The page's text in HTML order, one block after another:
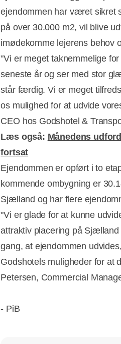
ejendommen har været sikret
på over 30.000 m2, vil blive
imødekomme lejerens behov
"Vi er meget taknemmelige
seneste år og ser med stor
står færdig. Vi er meget
os mulighed for at udvide
CEO hos Godshotel &
Læs også: Månedens
fortsat
Ejendommen er opført i to
kommende ombygning er
Sjælland og har flere
"Vi er glade for at kunne
attraktiv placering på
gang, at ejendommen
Godshotels muligheder for at
Petersen, Commercial
- PiB